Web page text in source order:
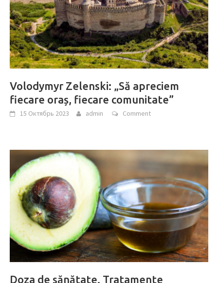
Volodymyr Zelenski: „Să apreciem
fiecare oraș, fiecare comunitate”
15 Октябрь 2023 admin Comment
Doza de sănătate. Tratamente